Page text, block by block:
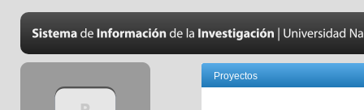
Proyectos